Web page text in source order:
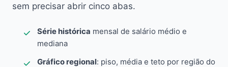
sem precisar abrir cinco abas.
Série histórica mensal de salário médio e
mediana
Gráfico regional: piso, média e teto por região do